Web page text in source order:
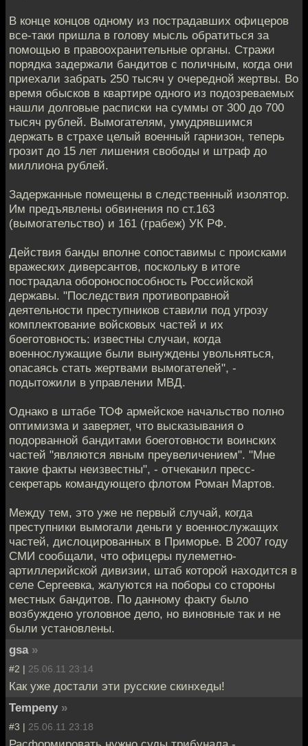
В конце концов одному из пострадавших офицеров
все-таки пришла в голову мысль обратиться за
помощью в правоохранительные органы. Стражи
порядка задержали бандитов с поличным, когда они
приехали забрать 250 тысяч у очередной жертвы. Во
время обысков в квартире одного из подозреваемых
нашли долговые расписки на суммы от 300 до 700
тысяч рублей. Вымогателям, умудрявшимся
держать в страхе целый военный гарнизон, теперь
грозит до 15 лет лишения свободы и штраф до
миллиона рублей.
Задержанные помещены в следственный изолятор.
Им предъявлены обвинения по ст.163
(вымогательство) и 161 (грабеж) УК РФ.
Действия банды вполне сопоставимы с происками
вражеских диверсантов, поскольку в итоге
пострадала обороноспособность Российской
державы. "Последствия противоправной
деятельности преступников ставили под угрозу
комплектование войсковых частей и их
боеготовность: известны случаи, когда
военнослужащие были вынуждены увольняться,
опасаясь стать жертвами вымогателей", -
подытожили в управлении МВД.
Однако в штабе ТОФ армейское начальство полно
оптимизма и заверяет, что высказывания о
подорванной бандитами боеготовности воинских
частей "являются явным преувеличением". "Мне
такие факты неизвестны", - отчеканил пресс-
секретарь командующего флотом Роман Мартов.
Между тем, это уже не первый случай, когда
преступники вымогали деньги у военнослужащих
частей, дислоцированных в Приморье. В 2007 году
СМИ сообщали, что офицеры пулеметно-
артиллерийской дивизии, штаб которой находится в
селе Сергеевка, жалуются на поборы со стороны
местных бандитов. По данному факту было
возбуждено уголовное дело, но виновные так и не
были установлены.
gsa »
#2 | 25.06.11 23:14
Как уже достали эти русские скинхеды!
Tempeny »
#3 | 25.06.11 23:18